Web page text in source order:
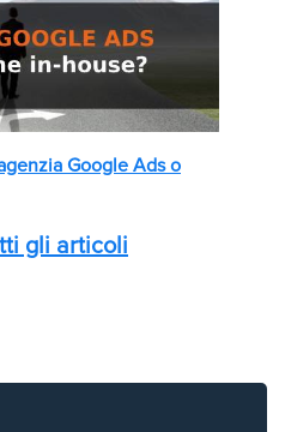
Google Ads o
gli articoli